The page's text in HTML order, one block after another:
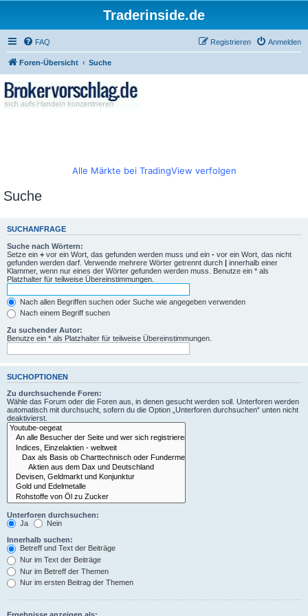
Traderinside.de
FAQ Anmelden
Registrieren
Foren-Übersicht Suche
Alle Märkte bei TradingView verfolgen
Suche
SUCHANFRAGE
Suche nach Wörtern:
Setze ein + vor ein Wort, das gefunden werden muss und ein - vor ein Wort, das nicht
gefunden werden darf. Verwende mehrere Wörter getrennt durch | innerhalb einer
Klammer, wenn nur eines der Wörter gefunden werden muss. Benutze ein * als
Platzhalter für teilweise Übereinstimmungen.
Nach allen Begriffen suchen oder Suche wie angegeben verwenden
Nach einem Begriff suchen
Zu suchender Autor:
Benutze ein * als Platzhalter für teilweise Übereinstimmungen.
SUCHOPTIONEN
Zu durchsuchende Foren:
Wähle das Forum oder die Foren aus, in denen gesucht werden soll. Unterforen werden
automatisch mit durchsucht, sofern du die Option „Unterforen durchsuchen“ unten nicht
deaktivierst.
Unterforen durchsuchen:
Ja
Nein
Innerhalb suchen:
Betreff und Text der Beiträge
Nur im Text der Beiträge
Nur im Betreff der Themen
Nur im ersten Beitrag der Themen